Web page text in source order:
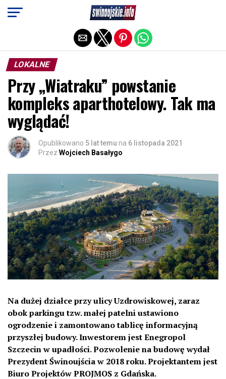
LOKALNE
Przy „Wiatraku” powstanie
kompleks aparthotelowy. Tak ma
wyglądać!
Opublikowano 5 lat temu na 6 listopada 2021
Przez Wojciech Basałygo
Na dużej działce przy ulicy Uzdrowiskowej, zaraz
obok parkingu tzw. małej patelni ustawiono
ogrodzenie i zamontowano tablicę informacyjną
przyszłej budowy. Inwestorem jest Enegropol
Szczecin w upadłości. Pozwolenie na budowę wydał
Prezydent Świnoujścia w 2018 roku. Projektantem jest
Biuro Projektów PROJMOS z Gdańska.
Exit mobile version